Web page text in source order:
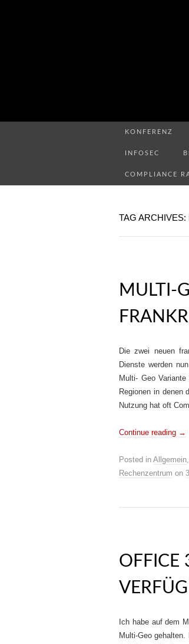
KONFERENZ
INFOSEC
COMPLIANCE
TAG ARCHIVES:
MULTI-
Die zwei neuen
Dienste werden
Multi- Geo
Regionen in denen
Nutzung hat oft
Continue reading →
Posted in Allgemein,
Rechenzentrum on
OFFICE
Ich habe auf dem
Multi-Geo